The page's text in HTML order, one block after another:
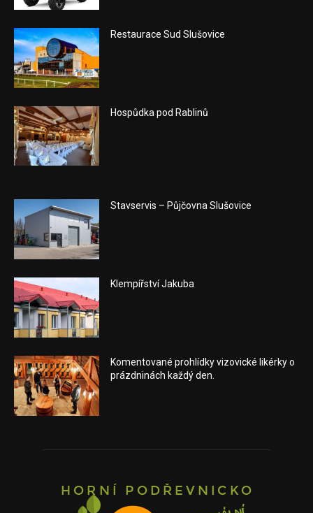
Restaurace Sud Slušovice
Hospůdka pod Rablinů
Stavservis – Půjčovna Slušovice
Klempířství Jakuba
Komentované prohlídky vizovické likérky o
prázdninách každý den.